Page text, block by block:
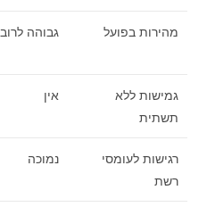
מהירות בפועל גבוהה לרוב
גמישות ללא
תשתית
אין
רגישות לעומסי
רשת
נמוכה